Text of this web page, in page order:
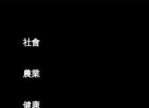
社會
農業
健康